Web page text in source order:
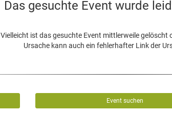
Das gesuchte Event wurde
Vielleicht ist das gesuchte Event mittlerweile gelöscht
Ursache kann auch ein fehlerhafter Link der
Event suchen